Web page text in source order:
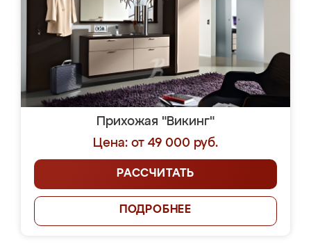
Прихожая "Викинг"
Цена: от 49 000 руб.
РАССЧИТАТЬ
ПОДРОБНЕЕ